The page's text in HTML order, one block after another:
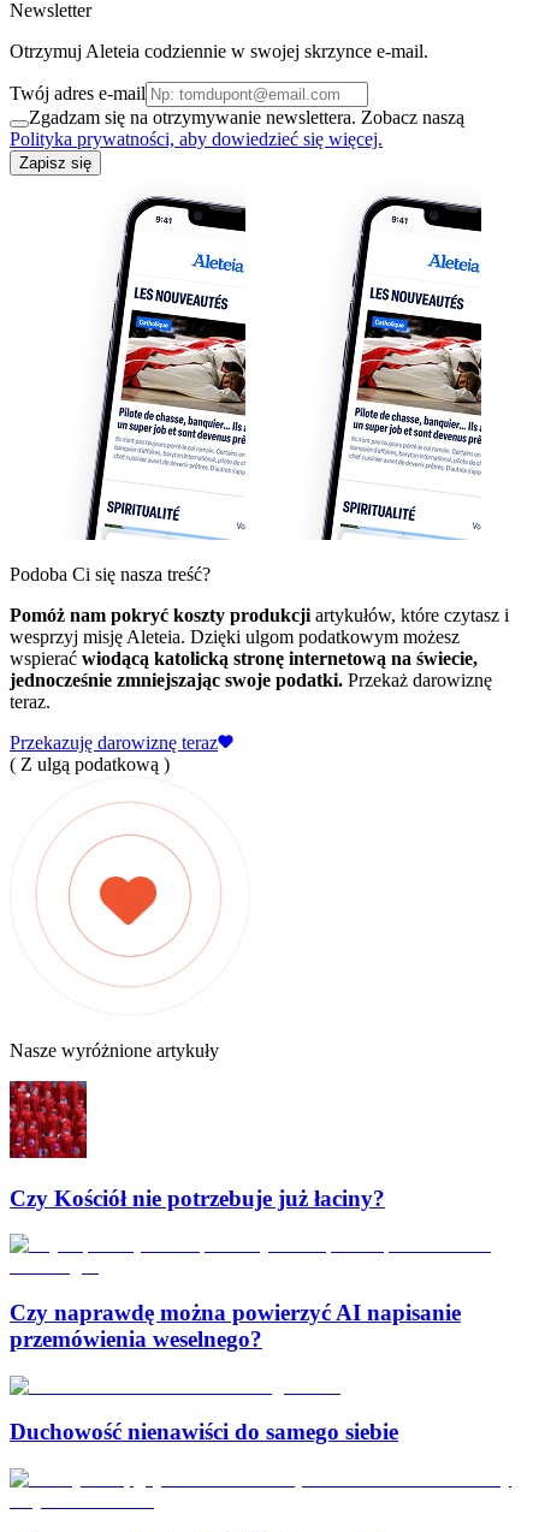
Newsletter
Otrzymuj Aleteia codziennie w swojej skrzynce e-mail.
Twój adres e-mail
Zgadzam się na otrzymywanie newslettera. Zobacz naszą
Polityka prywatności, aby dowiedzieć się więcej.
Zapisz się
Podoba Ci się nasza treść?
Pomóż nam pokryć koszty produkcji artykułów, które czytasz i
wesprzyj misję Aleteia. Dzięki ulgom podatkowym możesz
wspierać wiodącą katolicką stronę internetową na świecie,
jednocześnie zmniejszając swoje podatki. Przekaż darowiznę
teraz.
Przekazuję darowiznę teraz
( Z ulgą podatkową )
Nasze wyróżnione artykuły
Czy Kościół nie potrzebuje już łaciny?
Czy naprawdę można powierzyć AI napisanie
przemówienia weselnego?
Duchowość nienawiści do samego siebie